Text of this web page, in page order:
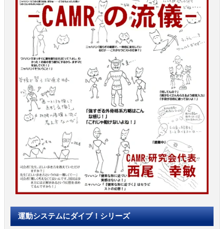
運動システムにダイブ！シリーズ